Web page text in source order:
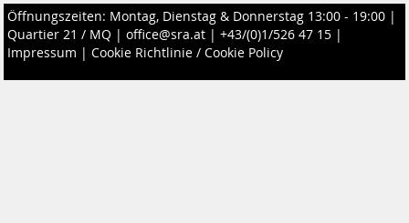
Öffnungszeiten: Montag, Dienstag & Donnerstag 13:00 - 19:00 |
Quartier 21 / MQ | office@sra.at | +43/(0)1/526 47 15 |
Impressum | Cookie Richtlinie / Cookie Policy